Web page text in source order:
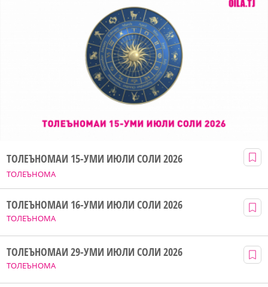
ТОЛЕЪНОМА
ТОЛЕЪНОМАИ 15-УМИ ИЮЛИ СОЛИ 2026
ТОЛЕЪНОМА
ТОЛЕЪНОМАИ 16-УМИ ИЮЛИ СОЛИ 2026
ТОЛЕЪНОМА
ТОЛЕЪНОМАИ 29-УМИ ИЮЛИ СОЛИ 2026